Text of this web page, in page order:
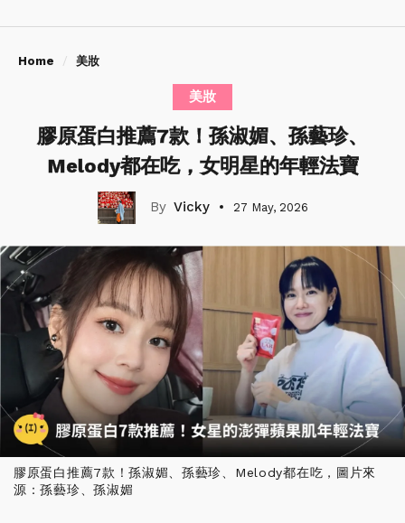
Home 美妝
美妝
膠原蛋白推薦7款！孫淑媚、孫藝珍、
Melody都在吃，女明星的年輕法寶
Vicky 27 May, 2026
膠原蛋白推薦7款！孫淑媚、孫藝珍、Melody都在吃，圖片來
源：孫藝珍、孫淑媚